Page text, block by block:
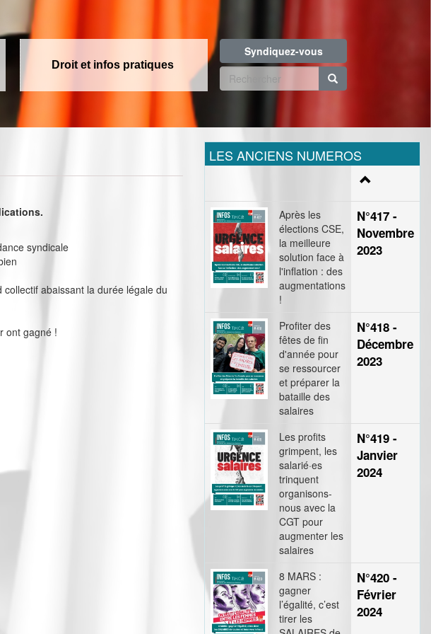
Droit et infos pratiques
Syndiquez-vous
Formulaire
recherche
syndicale
abaissant la durée légale du
ont gagné !
LES ANCIENS NUMEROS
Après les
élections CSE,
la meilleure
solution face à
l'inflation : des
augmentations
!
N°417 -
Novembre
2023
Profiter des
fêtes de fin
d'année pour
se ressourcer
et préparer la
bataille des
salaires
N°418 -
Décembre
2023
Les profits
grimpent, les
salarié·es
trinquent
organisons-
nous avec la
CGT pour
augmenter les
salaires
N°419 -
Janvier
2024
8 MARS :
gagner
l’égalité, c’est
tirer les
N°420 -
Février
2024